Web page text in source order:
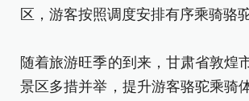
区，游客按照调度安排有序乘骑骆驼
随着旅游旺季的到来，甘肃省敦煌
景区多措并举，提升游客骆驼乘骑